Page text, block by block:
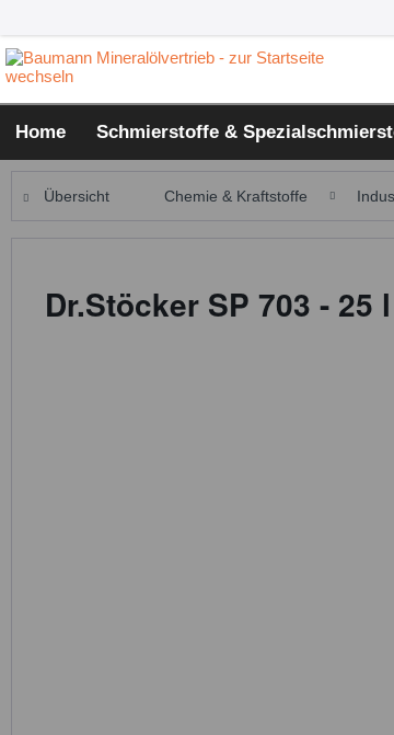
Home Schmierstoffe &
Übersicht Chemie & Kraftstoffe
Dr.Stöcker SP 703 -